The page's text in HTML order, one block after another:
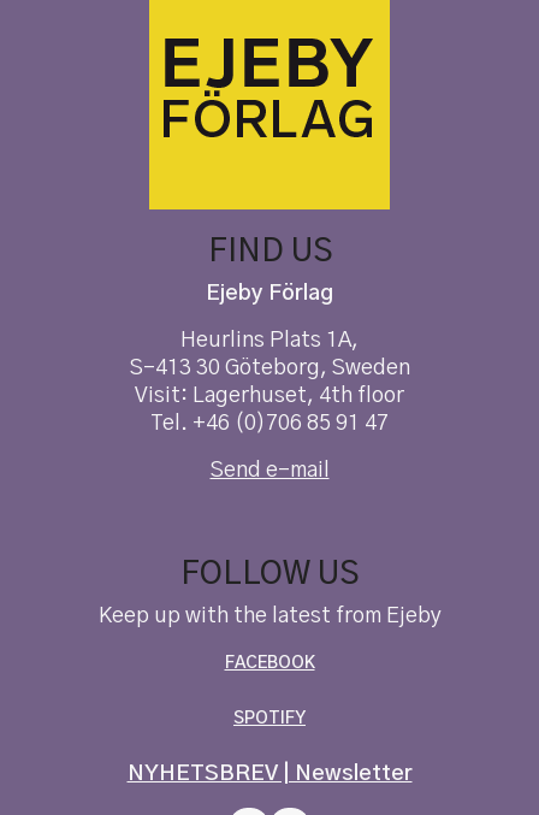
FIND US
Ejeby Förlag
Heurlins Plats 1A,
S-413 30 Göteborg, Sweden
Visit: Lagerhuset, 4th floor
Tel. +46 (0)706 85 91 47
Send e-mail
FOLLOW US
Keep up with the latest from Ejeby
FACEBOOK
SPOTIFY
NYHETSBREV | Newsletter